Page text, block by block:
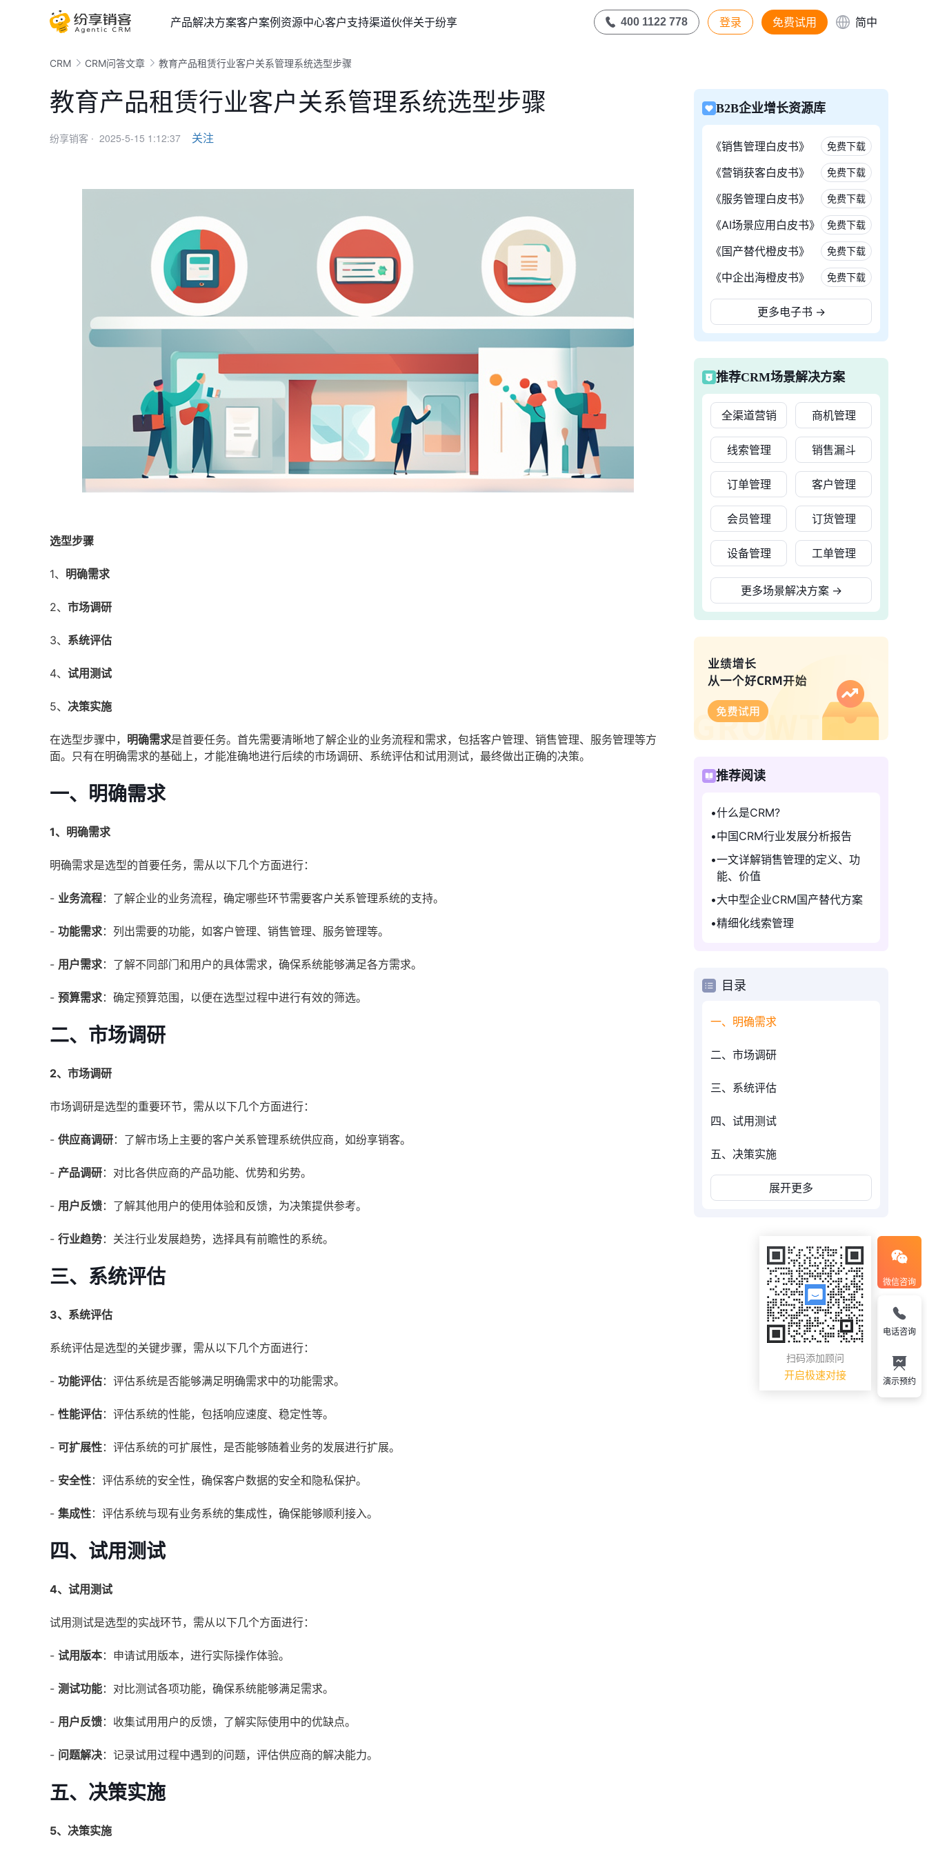
产品解决方案客户案例资源中心客户支持渠道伙伴关于纷享 400 1122 778 登录 免费试用 简中
CRM CRM问答文章 教育产品租赁行业客户关系管理系统选型步骤
教育产品租赁行业客户关系管理系统选型步骤
纷享销客 · 2025-5-15 1:12:37 关注
选型步骤
1、 明确需求
2、 市场调研
3、 系统评估
4、 试用测试
5、 决策实施
在选型步骤中， 明确需求是首要任务。首先需要清晰地了解企业的业务流程和需求，包括客户管理、销售管理、服务管理等方
面。只有在明确需求的基础上，才能准确地进行后续的市场调研、系统评估和试用测试，最终做出正确的决策。
一、明确需求
1、明确需求
明确需求是选型的首要任务，需从以下几个方面进行：
- 业务流程：了解企业的业务流程，确定哪些环节需要客户关系管理系统的支持。
- 功能需求：列出需要的功能，如客户管理、销售管理、服务管理等。
- 用户需求：了解不同部门和用户的具体需求，确保系统能够满足各方需求。
- 预算需求：确定预算范围，以便在选型过程中进行有效的筛选。
二、市场调研
2、市场调研
市场调研是选型的重要环节，需从以下几个方面进行：
- 供应商调研：了解市场上主要的客户关系管理系统供应商，如纷享销客。
- 产品调研：对比各供应商的产品功能、优势和劣势。
- 用户反馈：了解其他用户的使用体验和反馈，为决策提供参考。
- 行业趋势：关注行业发展趋势，选择具有前瞻性的系统。
三、系统评估
3、系统评估
系统评估是选型的关键步骤，需从以下几个方面进行：
- 功能评估：评估系统是否能够满足明确需求中的功能需求。
- 性能评估：评估系统的性能，包括响应速度、稳定性等。
- 可扩展性：评估系统的可扩展性，是否能够随着业务的发展进行扩展。
- 安全性：评估系统的安全性，确保客户数据的安全和隐私保护。
- 集成性：评估系统与现有业务系统的集成性，确保能够顺利接入。
四、试用测试
4、试用测试
试用测试是选型的实战环节，需从以下几个方面进行：
- 试用版本：申请试用版本，进行实际操作体验。
- 测试功能：对比测试各项功能，确保系统能够满足需求。
- 用户反馈：收集试用用户的反馈，了解实际使用中的优缺点。
- 问题解决：记录试用过程中遇到的问题，评估供应商的解决能力。
五、决策实施
5、决策实施
B2B企业增长资源库
《销售管理白皮书》 免费下载
《营销获客白皮书》 免费下载
《服务管理白皮书》 免费下载
《AI场景应用白皮书》 免费下载
《国产替代橙皮书》 免费下载
《中企出海橙皮书》 免费下载
更多电子书 →
推荐CRM场景解决方案
全渠道营销 商机管理
线索管理 销售漏斗
订单管理 客户管理
会员管理 订货管理
设备管理 工单管理
更多场景解决方案 →
推荐阅读
什么是CRM?
中国CRM行业发展分析报告
一文详解销售管理的定义、功
能、价值
大中型企业CRM国产替代方案
精细化线索管理
目录
一、明确需求
二、市场调研
三、系统评估
四、试用测试
五、决策实施
展开更多
微信咨询
扫码添加顾问
开启极速对接
电话咨询
演示预约